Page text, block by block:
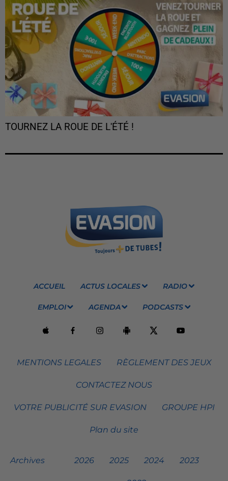
TOURNEZ LA ROUE DE L'ÉTÉ !
ACCUEIL ACTUS LOCALES RADIO
EMPLOI AGENDA PODCASTS
MENTIONS LEGALES RÈGLEMENT DES JEUX
CONTACTEZ NOUS
VOTRE PUBLICITÉ SUR EVASION GROUPE HPI
Plan du site
Archives 2026 2025 2024 2023